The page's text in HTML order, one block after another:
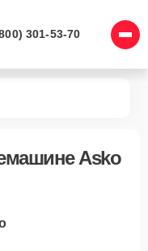
301-53-70
Asko